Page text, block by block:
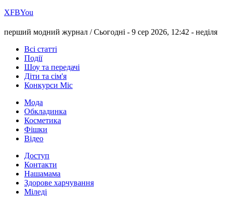
ХFBYou
перший модний журнал /Сьогодні - 9 сер 2026, 12:42 - неділя
Всі статті
Події
Шоу та передачі
Діти та сім'я
Конкурси Міс
Мода
Обкладинка
Косметика
Фішки
Відео
Доступ
Контакти
Нашамама
Здорове харчування
Міледі